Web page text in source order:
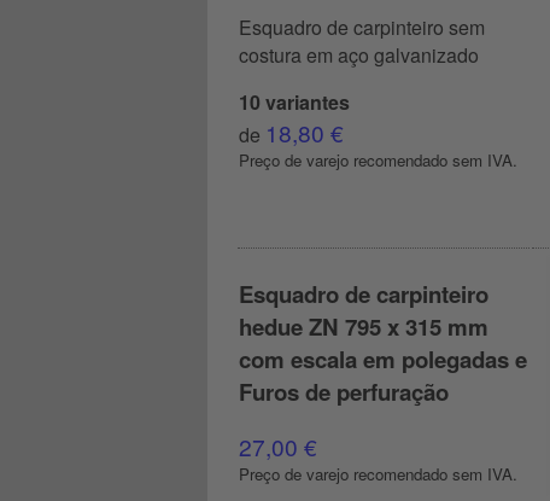
Esquadro de carpinteiro sem
costura em aço galvanizado
10 variantes
de 18,80 €
Preço de varejo recomendado sem IVA.
Esquadro de carpinteiro
hedue ZN 795 x 315 mm
com escala em polegadas e
Furos de perfuração
27,00 €
Preço de varejo recomendado sem IVA.